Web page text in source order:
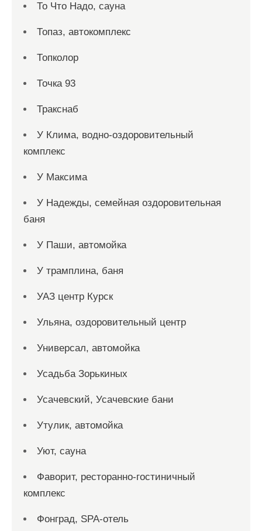
То Что Надо, сауна
Топаз, автокомплекс
Топколор
Точка 93
Тракснаб
У Клима, водно-оздоровительный
комплекс
У Максима
У Надежды, семейная оздоровительная
баня
У Паши, автомойка
У трамплина, баня
УАЗ центр Курск
Ульяна, оздоровительный центр
Универсал, автомойка
Усадьба Зорькиных
Усачевский, Усачевские бани
Утулик, автомойка
Уют, сауна
Фаворит, ресторанно-гостиничный
комплекс
Фонград, SPA-отель